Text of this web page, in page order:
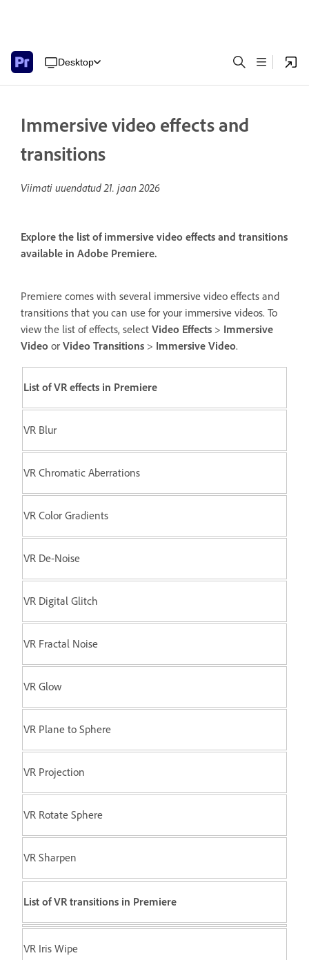
Desktop
Immersive video effects and
transitions
Viimati uuendatud21. jaan 2026
Explore the list of immersive video effects and transitions
available in Adobe Premiere.
Premiere comes with several immersive video effects and
transitions that you can use for your immersive videos. To
view the list of effects, select Video Effects > Immersive
Video or Video Transitions > Immersive Video.
List of VR effects in Premiere
VR Blur
VR Chromatic Aberrations
VR Color Gradients
VR De-Noise
VR Digital Glitch
VR Fractal Noise
VR Glow
VR Plane to Sphere
VR Projection
VR Rotate Sphere
VR Sharpen
List of VR transitions in Premiere
VR Iris Wipe